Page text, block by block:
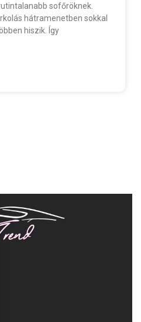
sofőröknek.
hátramenetben sokkal
hiszik. Így